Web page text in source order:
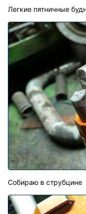
Легкие пятничные
Собираю в струбцине